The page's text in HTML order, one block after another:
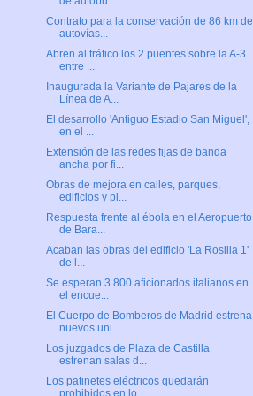
Contrato para la conservación de 86 km de
autovías...
Abren al tráfico los 2 puentes sobre la A-3
entre ...
Inaugurada la Variante de Pajares de la
Línea de A...
El desarrollo 'Antiguo Estadio San Miguel',
en el ...
Extensión de las redes fijas de banda
ancha por fi...
Obras de mejora en calles, parques,
edificios y pl...
Respuesta frente al ébola en el Aeropuerto
de Bara...
Acaban las obras del edificio ​'La Rosilla 1'
de l...
Se esperan 3.800 aficionados italianos en
el encue...
El Cuerpo de Bomberos de Madrid estrena
nuevos uni...
Los juzgados de Plaza de Castilla
estrenan salas d...
Los patinetes eléctricos quedarán